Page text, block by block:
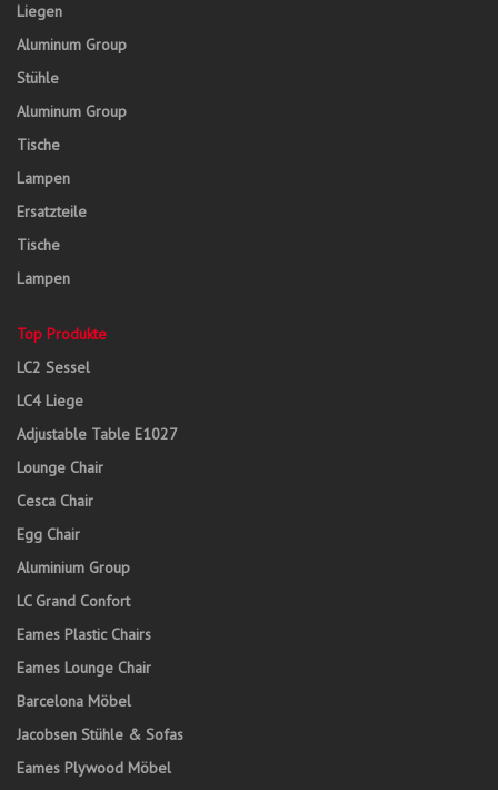
Liegen
Aluminum Group
Stühle
Aluminum Group
Tische
Lampen
Ersatzteile
Tische
Lampen
Top Produkte
LC2 Sessel
LC4 Liege
Adjustable Table E1027
Lounge Chair
Cesca Chair
Egg Chair
Aluminium Group
LC Grand Confort
Eames Plastic Chairs
Eames Lounge Chair
Barcelona Möbel
Jacobsen Stühle & Sofas
Eames Plywood Möbel